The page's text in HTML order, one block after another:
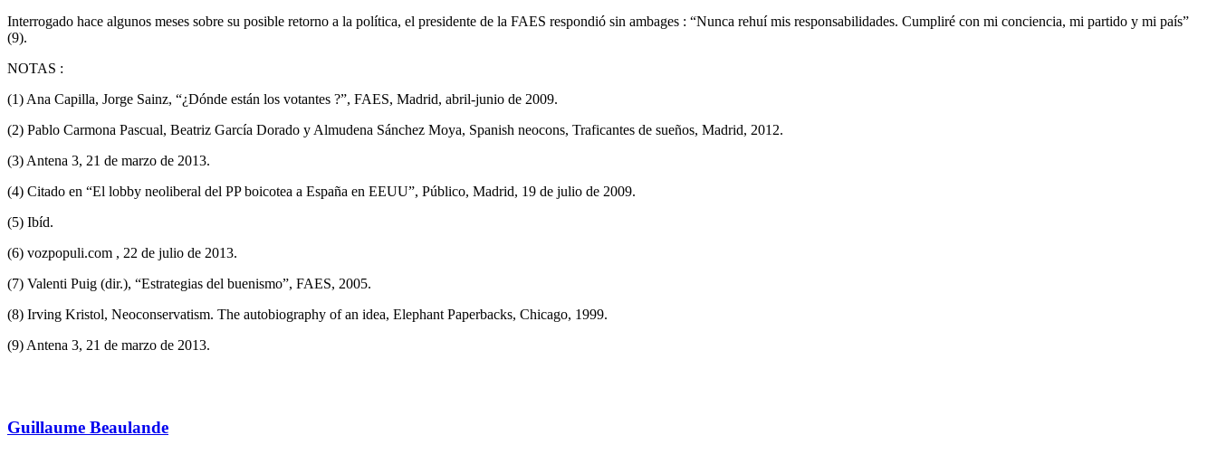
Interrogado hace algunos meses sobre su posible retorno a la política, el presidente de la FAES respondió sin ambages : “Nunca rehuí mis responsabilidades. Cumpliré con mi conciencia, mi partido y mi país”
(9).
NOTAS :
(1) Ana Capilla, Jorge Sainz, “¿Dónde están los votantes ?”, FAES, Madrid, abril-junio de 2009.
(2) Pablo Carmona Pascual, Beatriz García Dorado y Almudena Sánchez Moya, Spanish neocons, Traficantes de sueños, Madrid, 2012.
(3) Antena 3, 21 de marzo de 2013.
(4) Citado en “El lobby neoliberal del PP boicotea a España en EEUU”, Público, Madrid, 19 de julio de 2009.
(5) Ibíd.
(6) vozpopuli.com , 22 de julio de 2013.
(7) Valenti Puig (dir.), “Estrategias del buenismo”, FAES, 2005.
(8) Irving Kristol, Neoconservatism. The autobiography of an idea, Elephant Paperbacks, Chicago, 1999.
(9) Antena 3, 21 de marzo de 2013.
Guillaume Beaulande